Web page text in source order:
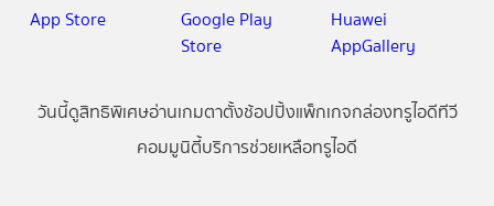
วันนี้ดูสิทธิพิเศษอ่านเกมตาตั้งช้อปปิ้งแพ็กเกจกล่องทรูไอดีทีวี
คอมมูนิตี้บริการช่วยเหลือทรูไอดี